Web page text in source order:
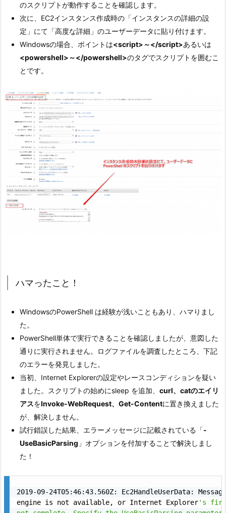
のスクリプトが動作することを確認します。
次に、EC2インスタンス作成時の「インスタンスの詳細の設
定」にて「高度な詳細」のユーザーデータに貼り付けます。
Windowsの場合、ポイントは<script>～</script>あるいは
<powershell>～</powershell>のタグでスクリプトを囲むこ
とです。
ハマったこと！
WindowsのPowerShell は経験が浅いこともあり、ハマりまし
た。
PowerShell単体で実行できることを確認しましたが、意図した
通りに実行されません。ログファイルを調査したところ、下記
のエラーを発見しました。
当初、Internet Explorerの設定やレースコンディションを疑い
ました。スクリプトの始めにsleep を追加、 curl、catのエイリ
アスをInvoke-WebRequest、Get-Contentに置き換えました
が、解決しません。
試行錯誤した結果、エラーメッセージに記載されている「-
UseBasicParsing 」オプションを付加することで解決しまし
た！
2019-09-24T05:46:43.560Z: Ec2HandleUserData:
engine is not available, or Internet Explorer's